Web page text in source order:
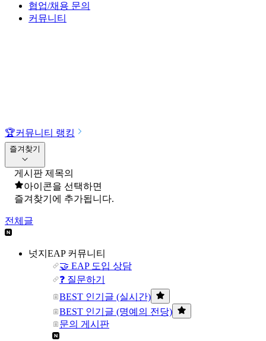
협업/채용 문의
커뮤니티
🏆커뮤니티 랭킹
즐겨찾기
게시판 제목의
아이콘을 선택하면
즐겨찾기에 추가됩니다.
전체글
넛지EAP 커뮤니티
🤝 EAP 도입 상담
❓ 질문하기
BEST 인기글 (실시간)
BEST 인기글 (명예의 전당)
문의 게시판